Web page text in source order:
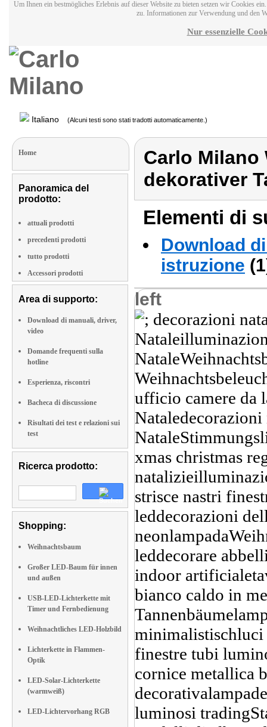
Um Ihnen ein bestmögliches Erlebnis auf dieser Website zu bieten setzen wir Cookies
zu. Informationen zur Verwendung und den
Nur essenzielle
Italiano (Alcuni testi sono stati tradotti automaticamente.)
Home
Panoramica del
prodotto:
attuali prodotti
precedenti prodotti
tutto prodotti
Accessori prodotti
Area di supporto:
Download di manuali, driver,
video
Domande frequenti sulla
hotline
Esperienza, riscontri
Bacheca di discussione
Risultati dei test e relazioni sui
test
Ricerca prodotto:
Shopping:
Weihnachtsbaum
Großer LED-Baum für innen
und außen
USB-LED-Lichterkette mit
Timer und Fernbedienung
Weihnachtliches LED-Holzbild
Lichterkette in Flammen-
Optik
LED-Solar-Lichterkette
(warmweiß)
LED-Lichtervorhang RGB
Carlo Milano
dekorativer
Elementi di
Download
istruzione
left